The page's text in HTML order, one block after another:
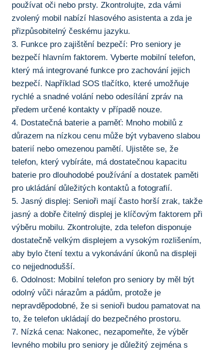
používat oči nebo prsty. Zkontrolujte, zda⁤ vámi
zvolený mobil nabízí‌ hlasového asistenta a zda je
přizpůsobitelný ⁤českému jazyku.
3. Funkce pro zajištění bezpečí: Pro seniory je
bezpečí⁤ hlavním faktorem. Vyberte mobilní telefon,
který má integrované funkce pro zachování jejich
⁣bezpečí. Například SOS⁢ tlačítko, které umožňuje
rychlé a snadné volání nebo odesílání⁢ zpráv na
předem určené kontakty‌ v ⁣případě nouze.
4. Dostatečná baterie a⁣ paměť: Mnoho mobilů z
důrazem ​na nízkou cenu může být vybaveno slabou
baterií nebo omezenou pamětí. Ujistěte se, ​že
telefon, který vybíráte, má ‌dostatečnou kapacitu
baterie pro dlouhodobé používání a ⁤dostatek paměti
pro ukládání důležitých kontaktů a fotografií.
5. Jasný displej: Senioři mají často horší zrak, takže
jasný a dobře čitelný displej je klíčovým faktorem při
výběru mobilu. Zkontrolujte, zda ​telefon disponuje
dostatečně velkým displejem a vysokým rozlišením,
‌aby bylo čtení⁢ textu a vykonávání úkonů‌ na displeji
⁢co nejjednodušší.
6.⁢ Odolnost: Mobilní telefon​ pro seniory by měl být
odolný vůči nárazům⁣ a pádům, protože je
nepravděpodobné, že si senioři budou⁢ pamatovat na
to, že telefon ukládají do bezpečného prostoru.
7. ⁢Nízká cena: Nakonec, ⁤nezapomeňte, že výběr
levného mobilu pro ​seniory je důležitý zejména s